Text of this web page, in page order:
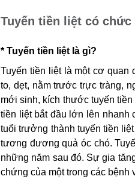
Tuyến tiền liệt có
* Tuyến tiền liệt là gì?
Tuyến tiền liệt là một cơ quan
to, dẹt, nằm trước trực tràng,
mới sinh, kích thước tuyến
tiền liệt bắt đầu lớn lên nhanh
tuổi trưởng thành tuyến tiền
tương đương quả óc chó.
những năm sau đó. Sự gia
chứng của một trong các bệnh